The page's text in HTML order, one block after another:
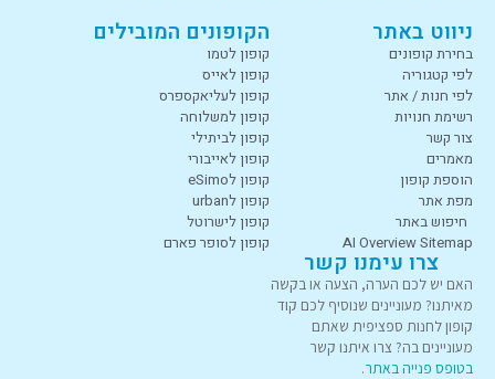
ניווט באתר
בחירת קופונים
לפי קטגוריה
לפי חנות / אתר
רשימת חנויות
צור קשר
מאמרים
הוספת קופון
מפת אתר
חיפוש באתר
AI Overview Sitemap
הקופונים המובילים
קופון לטמו
קופון לאייס
קופון לעליאקספרס
קופון למשלוחה
קופון לביתילי
קופון לאייבורי
קופון לeSimo
קופון לurban
קופון לישרוטל
קופון לסופר פארם
צרו עימנו קשר
האם יש לכם הערה, הצעה או בקשה
מאיתנו? מעוניינים שנוסיף לכם קוד
קופון לחנות ספציפית שאתם
מעוניינים בה? צרו איתנו קשר
בטופס פנייה באתר.